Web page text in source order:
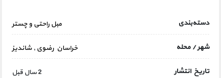
دسته‌بندی مبل راحتی و چستر
شهر / محله خراسان رضوی,شاندیز
تاریخ انتشار 2 سال قبل